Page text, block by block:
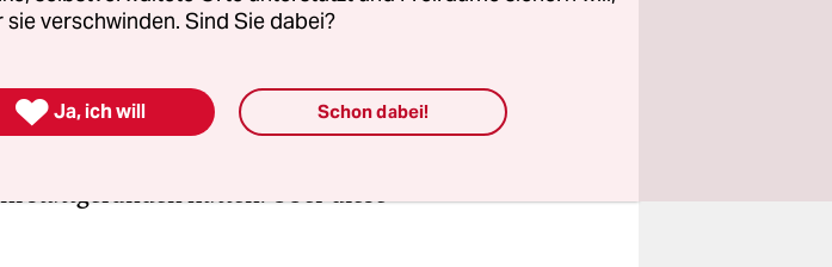
Unterhalt ganz gut verdienen.
sind das die gewalttägigen
Der usbekische Popstar
stattgefunden hatten. Über diese
sie verschwinden. Sind Sie dabei?
 Ja, ich will Schon dabei!